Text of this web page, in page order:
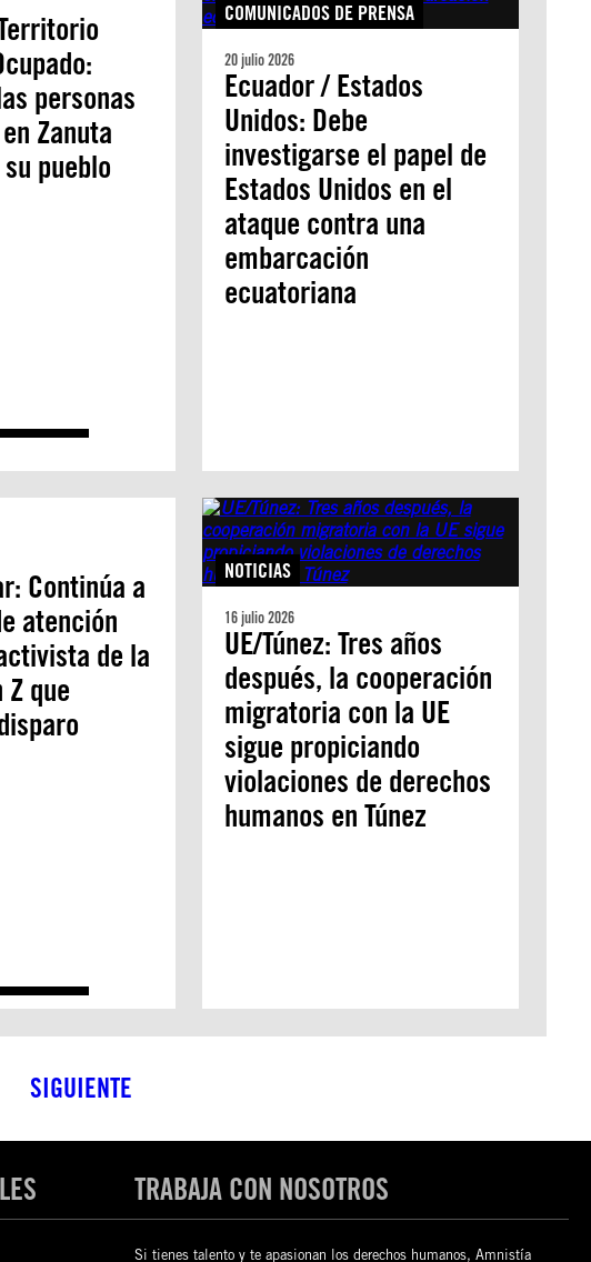
personas
Zanuta
pueblo
COMUNICADOS DE PRENSA
20 julio 2026
Ecuador / Estados
Unidos: Debe
investigarse el papel de
Estados Unidos en el
ataque contra una
embarcación
ecuatoriana
Continúa a
atención
de la
que
NOTICIAS
16 julio 2026
UE/Túnez: Tres años
después, la cooperación
migratoria con la UE
sigue propiciando
violaciones de derechos
humanos en Túnez
SIGUIENTE
TRABAJA CON NOSOTROS
Si tienes talento y te apasionan los derechos humanos, Amnistía